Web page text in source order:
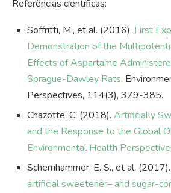
Referências científicas:
Soffritti, M., et al. (2016). First
Demonstration of the
Effects of Aspartame
Sprague-Dawley Rats.
Perspectives, 114(3), 379-385.
Chazotte, C. (2018). Artificially
and the Response to the Global
Environmental Health
Schernhammer, E. S., et al. (2017).
artificial sweetener– and sugar-